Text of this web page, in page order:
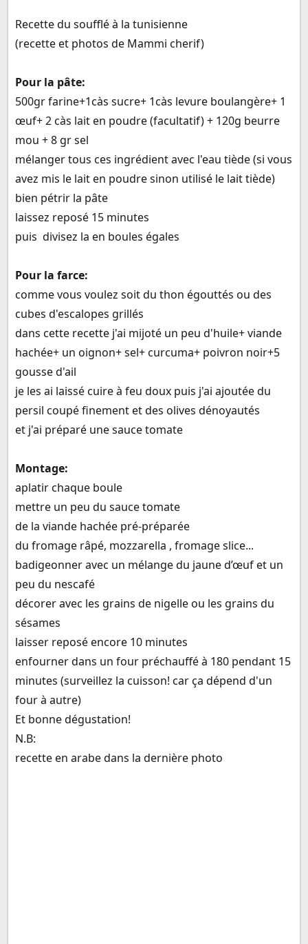
Recette du soufflé à la tunisienne
(recette et photos de Mammi cherif)
Pour la pâte:
500gr farine+1càs sucre+ 1càs levure boulangère+ 1
œuf+ 2 càs lait en poudre (facultatif) + 120g beurre
mou + 8 gr sel
mélanger tous ces ingrédient avec l'eau tiède (si vous
avez mis le lait en poudre sinon utilisé le lait tiède)
bien pétrir la pâte
laissez reposé 15 minutes
puis divisez la en boules égales
Pour la farce:
comme vous voulez soit du thon égouttés ou des
cubes d'escalopes grillés
dans cette recette j'ai mijoté un peu d'huile+ viande
hachée+ un oignon+ sel+ curcuma+ poivron noir+5
gousse d'ail
je les ai laissé cuire à feu doux puis j'ai ajoutée du
persil coupé finement et des olives dénoyautés
et j'ai préparé une sauce tomate
Montage:
aplatir chaque boule
mettre un peu du sauce tomate
de la viande hachée pré-préparée
du fromage râpé, mozzarella , fromage slice...
badigeonner avec un mélange du jaune d’œuf et un
peu du nescafé
décorer avec les grains de nigelle ou les grains du
sésames
laisser reposé encore 10 minutes
enfourner dans un four préchauffé à 180 pendant 15
minutes (surveillez la cuisson! car ça dépend d'un
four à autre)
Et bonne dégustation!
N.B:
recette en arabe dans la dernière photo